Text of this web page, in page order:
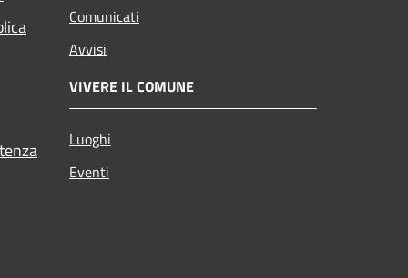
Comunicati
Avvisi
VIVERE IL COMUNE
Luoghi
Eventi